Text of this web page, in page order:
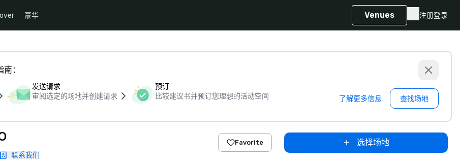
豪华 Venues 注册登录
：
发送请求
审阅选定的场地并创建请求
预订
比较建议书并预订您理想的活动空间
了解更多信息 查找场地
联系我们
Favorite 选择场地